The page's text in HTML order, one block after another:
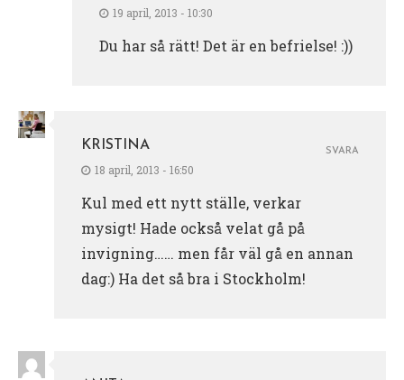
19 april, 2013 - 10:30
Du har så rätt! Det är en befrielse! :))
KRISTINA
18 april, 2013 - 16:50
Kul med ett nytt ställe, verkar
mysigt! Hade också velat gå på
invigning…… men får väl gå en annan
dag:) Ha det så bra i Stockholm!
SVARA